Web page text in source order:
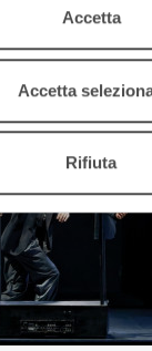
Accetta
Accetta
Rifiuta
Del Pozzo e